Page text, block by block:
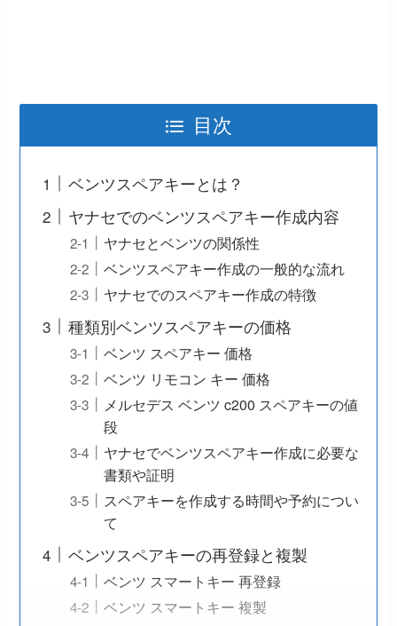
目次
ベンツスペアキーとは？
ヤナセでのベンツスペアキー作成内容
ヤナセとベンツの関係性
ベンツスペアキー作成の一般的な流れ
ヤナセでのスペアキー作成の特徴
種類別ベンツスペアキーの価格
ベンツ スペアキー 価格
ベンツ リモコン キー 価格
メルセデス ベンツ c200 スペアキーの値
段
ヤナセでベンツスペアキー作成に必要な
書類や証明
スペアキーを作成する時間や予約につい
て
ベンツスペアキーの再登録と複製
ベンツ スマートキー 再登録
ベンツ スマートキー 複製